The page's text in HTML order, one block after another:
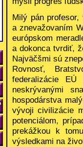
Milý pán profesor,
a znevažovaním
európskom
a dokonca tvrdiť,
Najväčšmi sú
Rovnosť,
federalizácie EÚ
neskrývanými
hospodárstva
vývoji civilizácie
potenciálom,
prekážkou k
výsledkami na